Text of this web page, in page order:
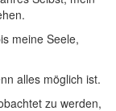
meine Seele,
alles möglich ist.
zu werden,